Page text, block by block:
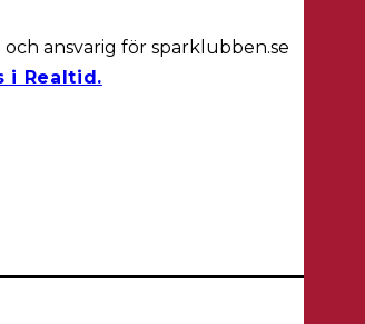
ansvarig för sparklubben.se
i Realtid.